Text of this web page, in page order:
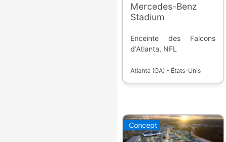
Mercedes-Benz
Stadium
Enceinte des Falcons
d'Atlanta, NFL
Atlanta (GA) - États-Unis
Concept